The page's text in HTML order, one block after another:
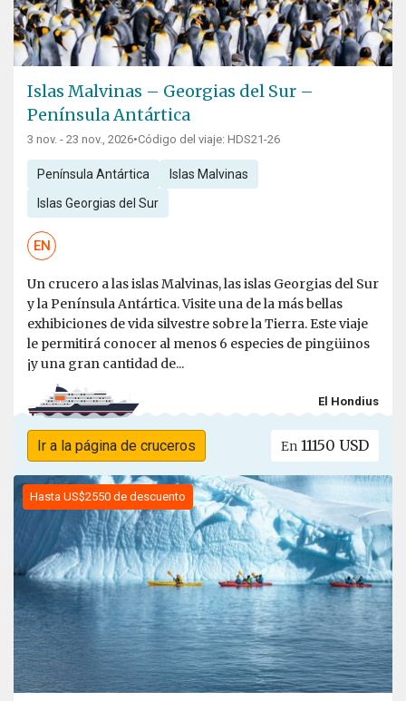
Islas Malvinas – Georgias del Sur –
Península Antártica
3 nov. - 23 nov., 2026•Código del viaje: HDS21-26
Península Antártica Islas Malvinas
Islas Georgias del Sur
EN
Un crucero a las islas Malvinas, las islas Georgias del Sur
y la Península Antártica. Visite una de la más bellas
exhibiciones de vida silvestre sobre la Tierra. Este viaje
le permitirá conocer al menos 6 especies de pingüinos
¡y una gran cantidad de...
El Hondius
Ir a la página de cruceros En 11150 USD
Hasta US$2550 de descuento